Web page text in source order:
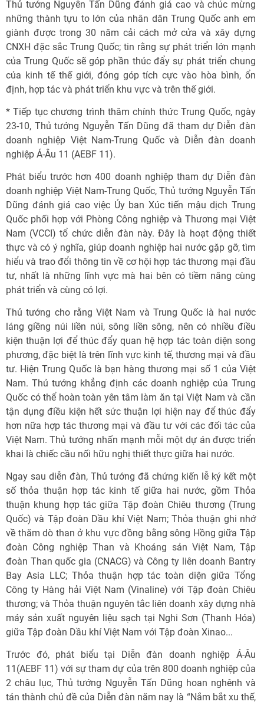
Thủ tướng Nguyễn Tấn Dũng đánh giá cao và chúc mừng
những thành tựu to lớn của nhân dân Trung Quốc anh em
giành được trong 30 năm cải cách mở cửa và xây dựng
CNXH đặc sắc Trung Quốc; tin rằng sự phát triển lớn mạnh
của Trung Quốc sẽ góp phần thúc đẩy sự phát triển chung
của kinh tế thế giới, đóng góp tích cực vào hòa bình, ổn
định, hợp tác và phát triển khu vực và trên thế giới.
* Tiếp tục chương trình thăm chính thức Trung Quốc, ngày
23-10, Thủ tướng Nguyễn Tấn Dũng đã tham dự Diễn đàn
doanh nghiệp Việt Nam-Trung Quốc và Diễn đàn doanh
nghiệp Á-Âu 11 (AEBF 11).
Phát biểu trước hơn 400 doanh nghiệp tham dự Diễn đàn
doanh nghiệp Việt Nam-Trung Quốc, Thủ tướng Nguyễn Tấn
Dũng đánh giá cao việc Ủy ban Xúc tiến mậu dịch Trung
Quốc phối hợp với Phòng Công nghiệp và Thương mại Việt
Nam (VCCI) tổ chức diễn đàn này. Đây là hoạt động thiết
thực và có ý nghĩa, giúp doanh nghiệp hai nước gặp gỡ, tìm
hiểu và trao đổi thông tin về cơ hội hợp tác thương mại đầu
tư, nhất là những lĩnh vực mà hai bên có tiềm năng cùng
phát triển và cùng có lợi.
Thủ tướng cho rằng Việt Nam và Trung Quốc là hai nước
láng giềng núi liền núi, sông liền sông, nên có nhiều điều
kiện thuận lợi để thúc đẩy quan hệ hợp tác toàn diện song
phương, đặc biệt là trên lĩnh vực kinh tế, thương mại và đầu
tư. Hiện Trung Quốc là bạn hàng thương mại số 1 của Việt
Nam. Thủ tướng khẳng định các doanh nghiệp của Trung
Quốc có thể hoàn toàn yên tâm làm ăn tại Việt Nam và cần
tận dụng điều kiện hết sức thuận lợi hiện nay để thúc đẩy
hơn nữa hợp tác thương mại và đầu tư với các đối tác của
Việt Nam. Thủ tướng nhấn mạnh mỗi một dự án được triển
khai là chiếc cầu nối hữu nghị thiết thực giữa hai nước.
Ngay sau diễn đàn, Thủ tướng đã chứng kiến lễ ký kết một
số thỏa thuận hợp tác kinh tế giữa hai nước, gồm Thỏa
thuận khung hợp tác giữa Tập đoàn Chiêu thương (Trung
Quốc) và Tập đoàn Dầu khí Việt Nam; Thỏa thuận ghi nhớ
về thăm dò than ở khu vực đồng bằng sông Hồng giữa Tập
đoàn Công nghiệp Than và Khoáng sản Việt Nam, Tập
đoàn Than quốc gia (CNACG) và Công ty liên doanh Bantry
Bay Asia LLC; Thỏa thuận hợp tác toàn diện giữa Tổng
Công ty Hàng hải Việt Nam (Vinaline) với Tập đoàn Chiêu
thương; và Thỏa thuận nguyên tắc liên doanh xây dựng nhà
máy sản xuất nguyên liệu sạch tại Nghi Sơn (Thanh Hóa)
giữa Tập đoàn Dầu khí Việt Nam với Tập đoàn Xinao...
Trước đó, phát biểu tại Diễn đàn doanh nghiệp Á-Âu
11(AEBF 11) với sự tham dự của trên 800 doanh nghiệp của
2 châu lục, Thủ tướng Nguyễn Tấn Dũng hoan nghênh và
tán thành chủ đề của Diễn đàn năm nay là “Nắm bắt xu thế,